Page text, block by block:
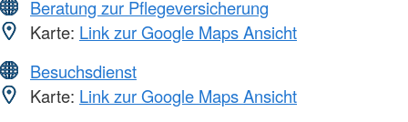
Beratung zur Pflegeversicherung
Karte: Link zur Google Maps Ansicht
Besuchsdienst
Karte: Link zur Google Maps Ansicht